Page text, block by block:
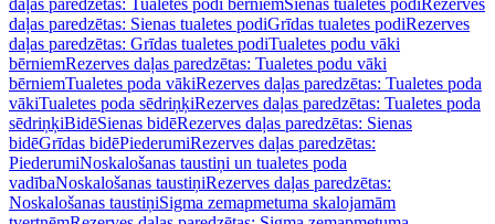
daļas paredzētas: Tualetes podi bērniemSienas tualetes podiRezerves
daļas paredzētas: Sienas tualetes podiGrīdas tualetes podiRezerves
daļas paredzētas: Grīdas tualetes podiTualetes podu vāki
bērniemRezerves daļas paredzētas: Tualetes podu vāki
bērniemTualetes poda vākiRezerves daļas paredzētas: Tualetes poda
vākiTualetes poda sēdriņķiRezerves daļas paredzētas: Tualetes poda
sēdriņķiBidēSienas bidēRezerves daļas paredzētas: Sienas
bidēGrīdas bidēPiederumiRezerves daļas paredzētas:
PiederumiNoskalošanas taustiņi un tualetes poda
vadībaNoskalošanas taustiņiRezerves daļas paredzētas:
Noskalošanas taustiņiSigma zemapmetuma skalojamām